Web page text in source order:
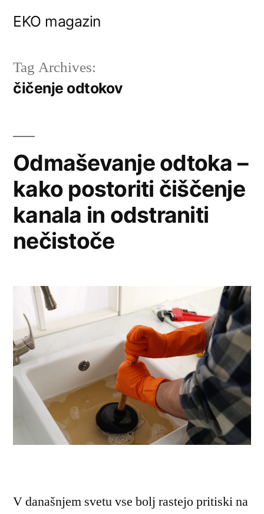
EKO magazin
Tag Archives:
čičenje odtokov
Odmaševanje odtoka –
kako postoriti čiščenje
kanala in odstraniti
nečistoče
V današnjem svetu vse bolj rastejo pritiski na